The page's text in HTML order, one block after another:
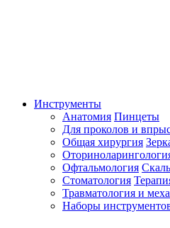
Инструменты
Анатомия Пинцеты
Для проколов и
Общая хирургия
Офтальмология
Стоматология
Травматология и
Наборы